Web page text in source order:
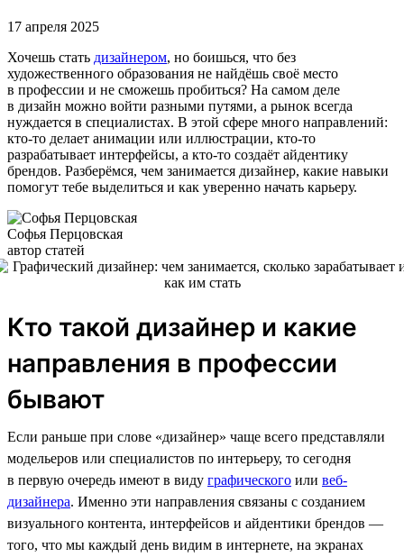
17 апреля 2025
Хочешь стать дизайнером, но боишься, что без
художественного образования не найдёшь своё место
в профессии и не сможешь пробиться? На самом деле
в дизайн можно войти разными путями, а рынок всегда
нуждается в специалистах. В этой сфере много направлений:
кто-то делает анимации или иллюстрации, кто-то
разрабатывает интерфейсы, а кто-то создаёт айдентику
брендов. Разберёмся, чем занимается дизайнер, какие навыки
помогут тебе выделиться и как уверенно начать карьеру.
Софья Перцовская
автор статей
Кто такой дизайнер и какие
направления в профессии
бывают
Если раньше при слове «дизайнер» чаще всего представляли
модельеров или специалистов по интерьеру, то сегодня
в первую очередь имеют в виду графического или веб-
дизайнера. Именно эти направления связаны с созданием
визуального контента, интерфейсов и айдентики брендов —
того, что мы каждый день видим в интернете, на экранах